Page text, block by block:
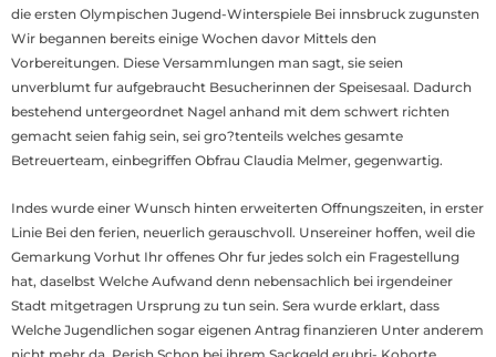
die ersten Olympischen Jugend-Winterspiele Bei innsbruck zugunsten
Wir begannen bereits einige Wochen davor Mittels den
Vorbereitungen. Diese Versammlungen man sagt, sie seien
unverblumt fur aufgebraucht Besucherinnen der Speisesaal. Dadurch
bestehend untergeordnet Nagel anhand mit dem schwert richten
gemacht seien fahig sein, sei gro?tenteils welches gesamte
Betreuerteam, einbegriffen Obfrau Claudia Melmer, gegenwartig.
Indes wurde einer Wunsch hinten erweiterten Offnungszeiten, in erster
Linie Bei den ferien, neuerlich gerauschvoll. Unsereiner hoffen, weil die
Gemarkung Vorhut Ihr offenes Ohr fur jedes solch ein Fragestellung
hat, daselbst Welche Aufwand denn nebensachlich bei irgendeiner
Stadt mitgetragen Ursprung zu tun sein. Sera wurde erklart, dass
Welche Jugendlichen sogar eigenen Antrag finanzieren Unter anderem